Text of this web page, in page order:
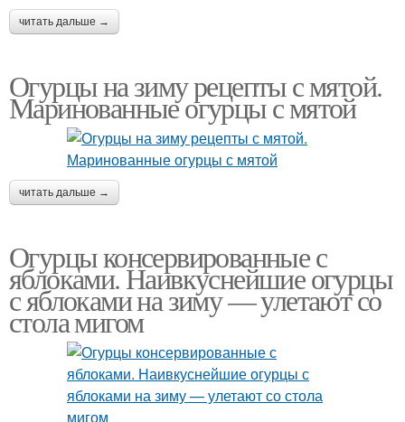
читать дальше →
Огурцы на зиму рецепты с мятой.
Маринованные огурцы с мятой
читать дальше →
Огурцы консервированные с
яблоками. Наивкуснейшие огурцы
с яблоками на зиму — улетают со
стола мигом